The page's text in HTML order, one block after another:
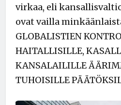
virkaa, eli
ovat vailla
GLOBALISTIEN
HAITALLISILLE,
KANSALAILILLE
TUHOISILLE